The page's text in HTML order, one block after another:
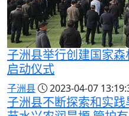
子洲县举行创建国家
启动仪式
子洲县 2023-04-07
子洲县不断探索和实践